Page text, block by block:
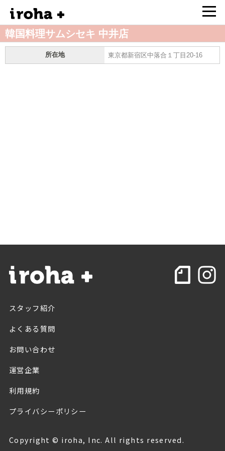
韓国料理サムシセキ 中井店
所在地 東京都新宿区中落合１丁目20-16
スタッフ紹介
よくある質問
お問い合わせ
運営企業
利用規約
プライバシーポリシー
Copyright © iroha, Inc. All rights reserved.